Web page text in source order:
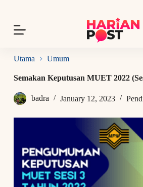
p
o
n
Utama Umum
Semakan Keputusan MUET 2022
badra January 12, 2023